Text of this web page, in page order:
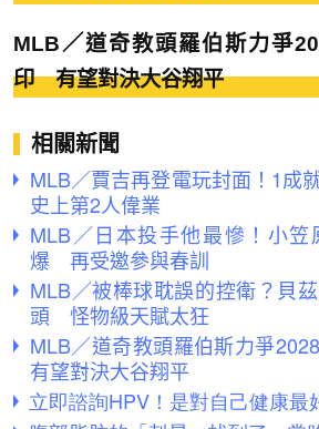
MLB／道奇教頭羅伯斯力爭
印 有望對決大谷翔平
相關新聞
MLB／賈吉再登電玩封面！1
史上第2人偉業
MLB／日本投手他最慘！小
爆 再受邀參與春訓
MLB／被棒球耽誤的控衛？貝
頭 怪物級天賦太狂
MLB／道奇教頭羅伯斯力爭
有望對決大谷翔平